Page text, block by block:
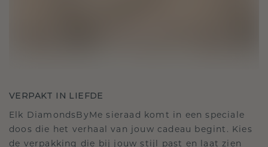
VERPAKT IN LIEFDE
Elk DiamondsByMe sieraad komt in een speciale
doos die het verhaal van jouw cadeau begint. Kies
de verpakking die bij jouw stijl past en laat zien